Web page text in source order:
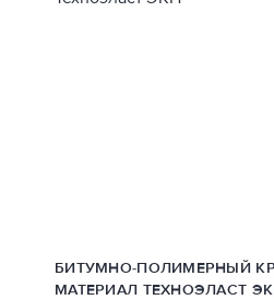
БИТУМНО-ПОЛИМЕРНЫЙ
МАТЕРИАЛ ТЕХНОЭЛАСТ